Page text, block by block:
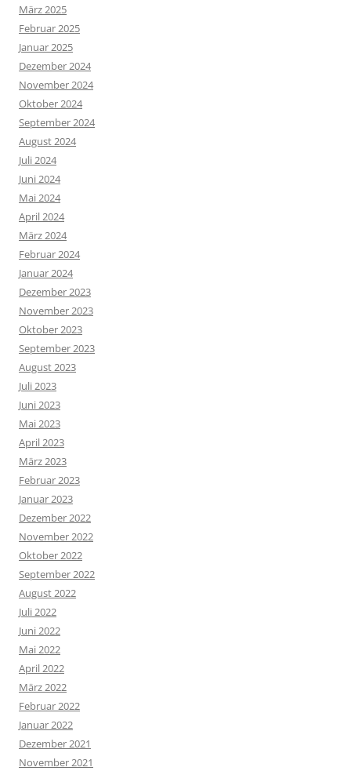
März 2025
Februar 2025
Januar 2025
Dezember 2024
November 2024
Oktober 2024
September 2024
August 2024
Juli 2024
Juni 2024
Mai 2024
April 2024
März 2024
Februar 2024
Januar 2024
Dezember 2023
November 2023
Oktober 2023
September 2023
August 2023
Juli 2023
Juni 2023
Mai 2023
April 2023
März 2023
Februar 2023
Januar 2023
Dezember 2022
November 2022
Oktober 2022
September 2022
August 2022
Juli 2022
Juni 2022
Mai 2022
April 2022
März 2022
Februar 2022
Januar 2022
Dezember 2021
November 2021